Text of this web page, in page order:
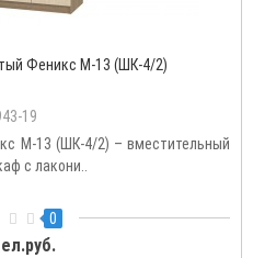
Феникс М-13 (ШК-4/2)
19
М-13 (ШК-4/2) – вместительный
с лакони..
0